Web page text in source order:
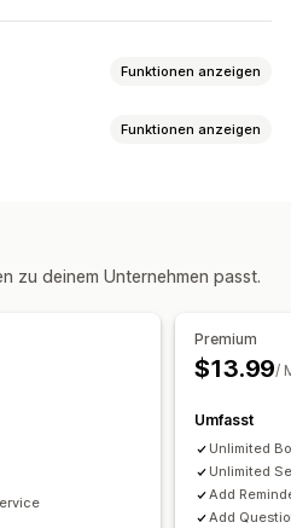
Funktionen anzeigen
Sperrdaten
Funktionen anzeigen
zu deinem Unternehmen passt.
Premium
$13.99/
Umfasst
Unlimited
Unlimited
Add
Add